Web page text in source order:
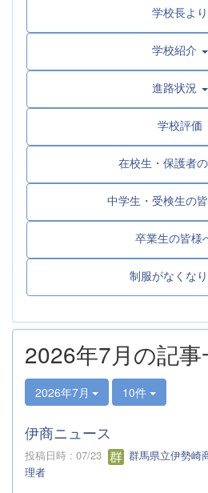
学校長より
学校紹介
進路状況
学校評価
在校生・保護者
中学生・受検生の
卒業生の皆様
制服がなくな
2026年7月の記事
2026年7月 10件
伊商ニュース
投稿日時 : 07/23
群馬県立伊勢崎
理者